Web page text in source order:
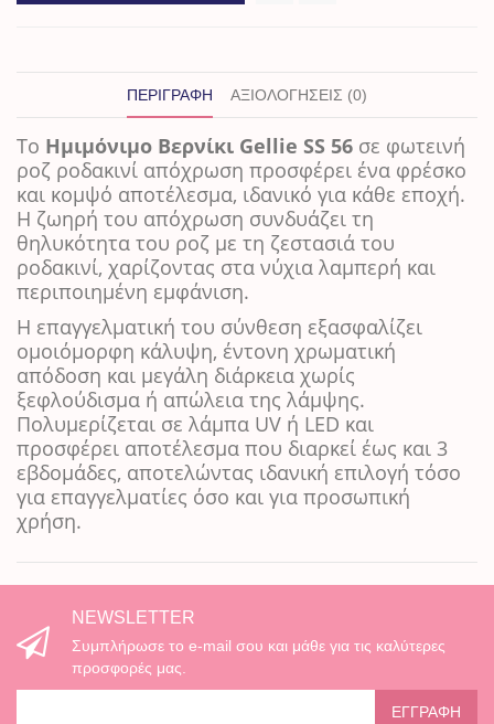
ΠΕΡΙΓΡΑΦΉ ΑΞΙΟΛΟΓΉΣΕΙΣ (0)
Το Ημιμόνιμο Βερνίκι Gellie SS 56 σε φωτεινή
ροζ ροδακινί απόχρωση προσφέρει ένα φρέσκο
και κομψό αποτέλεσμα, ιδανικό για κάθε εποχή.
Η ζωηρή του απόχρωση συνδυάζει τη
θηλυκότητα του ροζ με τη ζεστασιά του
ροδακινί, χαρίζοντας στα νύχια λαμπερή και
περιποιημένη εμφάνιση.
Η επαγγελματική του σύνθεση εξασφαλίζει
ομοιόμορφη κάλυψη, έντονη χρωματική
απόδοση και μεγάλη διάρκεια χωρίς
ξεφλούδισμα ή απώλεια της λάμψης.
Πολυμερίζεται σε λάμπα UV ή LED και
προσφέρει αποτέλεσμα που διαρκεί έως και 3
εβδομάδες, αποτελώντας ιδανική επιλογή τόσο
για επαγγελματίες όσο και για προσωπική
χρήση.
NEWSLETTER
Συμπλήρωσε το e-mail σου και μάθε για τις καλύτερες
προσφορές μας.
ΕΓΓΡΑΦΉ